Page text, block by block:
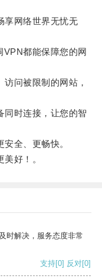
网络世界无忧无
都能保障您的网
问被限制的网站，
时连接，让您的智
全、更畅快。
好！。
时解决，服务态度非常
支持[0] 反对[0]